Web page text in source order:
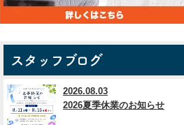
スタッフブログ
2026.08.03
2026夏季休業のお知らせ